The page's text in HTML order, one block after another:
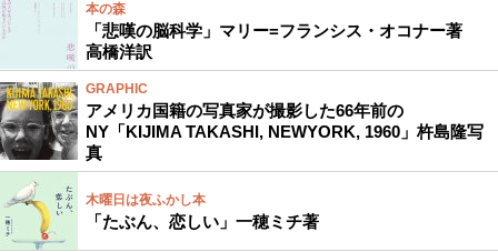
本の森
「悲嘆の脳科学」マリー=フランシス・オコナー著
高橋洋訳
GRAPHIC
アメリカ国籍の写真家が撮影した66年前の
NY「KIJIMA TAKASHI, NEWYORK, 1960」杵島隆写
真
木曜日は夜ふかし本
「たぶん、恋しい」一穂ミチ著